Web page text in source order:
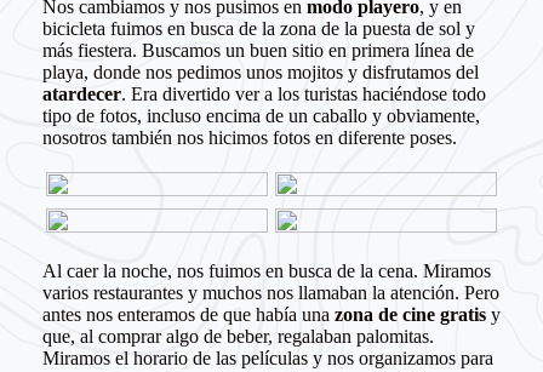
Nos cambiamos y nos pusimos en modo playero, y en
bicicleta fuimos en busca de la zona de la puesta de sol y
más fiestera. Buscamos un buen sitio en primera línea de
playa, donde nos pedimos unos mojitos y disfrutamos del
atardecer. Era divertido ver a los turistas haciéndose todo
tipo de fotos, incluso encima de un caballo y obviamente,
nosotros también nos hicimos fotos en diferente poses.
Al caer la noche, nos fuimos en busca de la cena. Miramos
varios restaurantes y muchos nos llamaban la atención. Pero
antes nos enteramos de que había una zona de cine gratis y
que, al comprar algo de beber, regalaban palomitas.
Miramos el horario de las películas y nos organizamos para